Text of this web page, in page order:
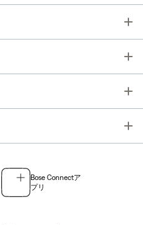
Bose Connectア
プリ